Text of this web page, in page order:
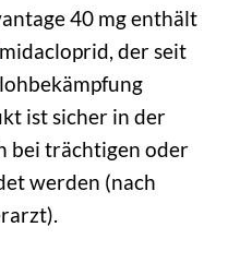
40 mg enthält
der seit
ist sicher in der
bei trächtigen oder
werden (nach